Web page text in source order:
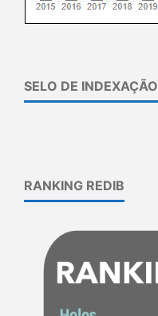
SELO DE INDEXAÇÃO
RANKING REDIB